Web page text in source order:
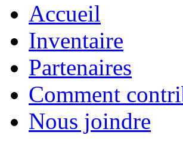
Accueil
Inventaire
Partenaires
Comment
Nous joindre